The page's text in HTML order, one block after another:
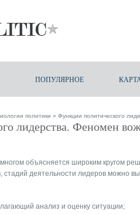
ПОПУЛЯРНОЕ
политики » Функции политического
лидерства. Феномен
объясняется широким кругом
стадий деятельности лидеров можно
анализ и оценку ситуации;